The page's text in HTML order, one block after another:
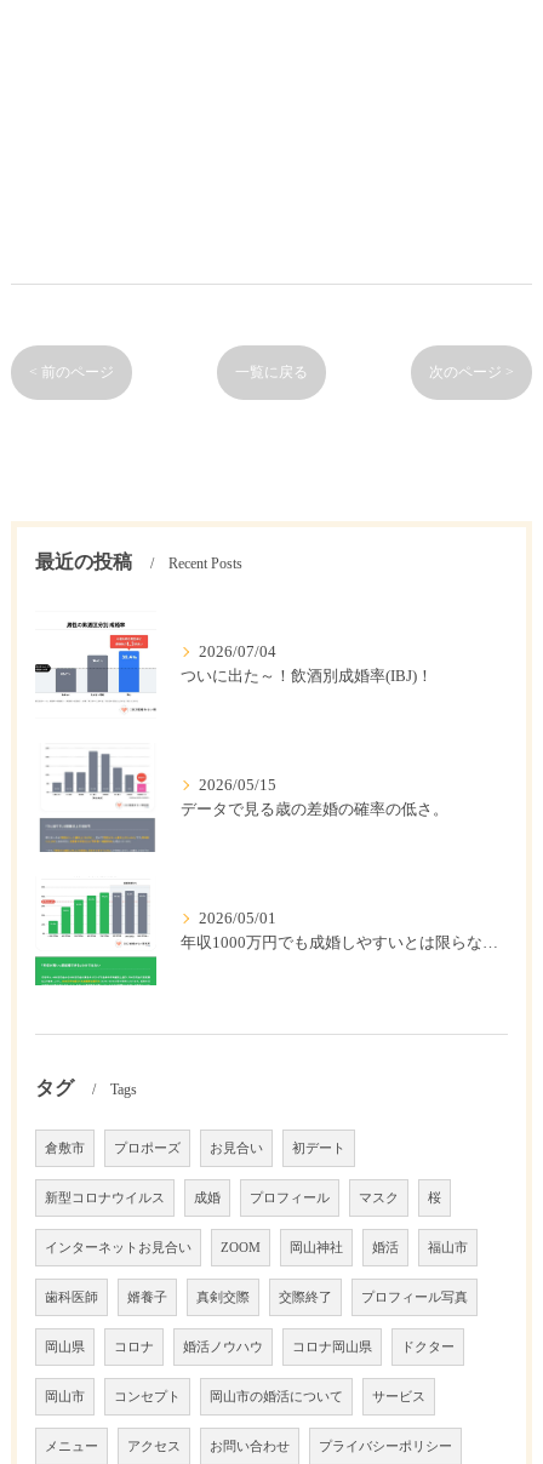
< 前のページ 一覧に戻る 次のページ >
最近の投稿 Recent Posts
2026/07/04
ついに出た～！飲酒別成婚率(IBJ)！
2026/05/15
データで見る歳の差婚の確率の低さ。
2026/05/01
年収1000万円でも成婚しやすいとは限らない? 「年収帯別の成婚率」のリアル
タグ Tags
倉敷市 プロポーズ お見合い 初デート
新型コロナウイルス 成婚 プロフィール マスク 桜
インターネットお見合い ZOOM 岡山神社 婚活 福山市
歯科医師 婿養子 真剣交際 交際終了 プロフィール写真
岡山県 コロナ 婚活ノウハウ コロナ岡山県 ドクター
岡山市 コンセプト 岡山市の婚活について サービス
メニュー アクセス お問い合わせ プライバシーポリシー